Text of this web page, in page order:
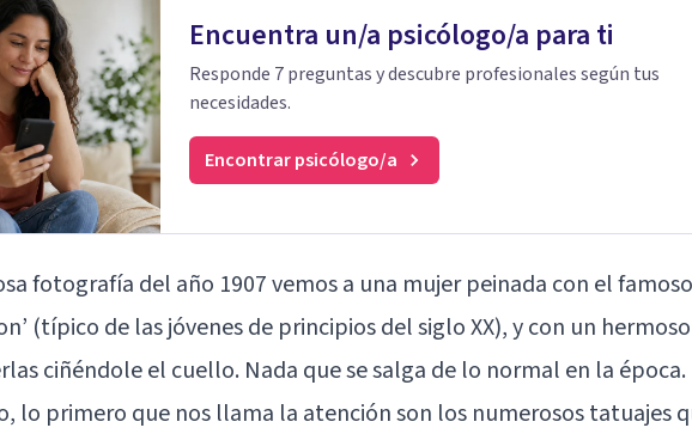
Encuentra un/a psicólogo/a para ti
Responde 7 preguntas y descubre profesionales según tus
necesidades.
Encontrar psicólogo/a
fotografía del año 1907 vemos a una mujer peinada con el famoso
(típico de las jóvenes de principios del siglo XX), y con un hermoso
ciñéndole el cuello. Nada que se salga de lo normal en la época.
lo primero que nos llama la atención son los numerosos tatuajes